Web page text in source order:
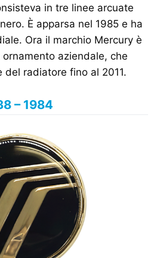
in tre linee arcuate
È apparsa nel 1985 e ha
Ora il marchio Mercury è
aziendale, che
del radiatore fino al 2011.
– 1984